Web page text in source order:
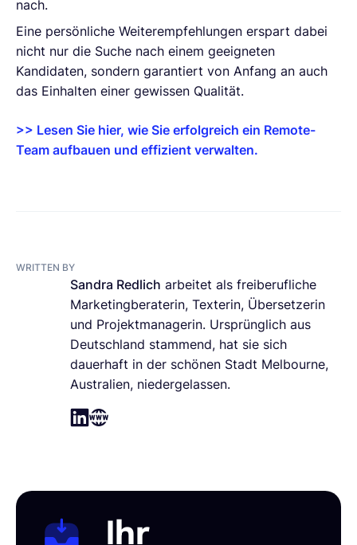
nach.
Eine persönliche Weiterempfehlungen erspart dabei
nicht nur die Suche nach einem geeigneten
Kandidaten, sondern garantiert von Anfang an auch
das Einhalten einer gewissen Qualität.
>> Lesen Sie hier, wie Sie erfolgreich ein Remote-
Team aufbauen und effizient verwalten.
WRITTEN BY
Sandra Redlich arbeitet als freiberufliche
Marketingberaterin, Texterin, Übersetzerin
und Projektmanagerin. Ursprünglich aus
Deutschland stammend, hat sie sich
dauerhaft in der schönen Stadt Melbourne,
Australien, niedergelassen.
Ihr